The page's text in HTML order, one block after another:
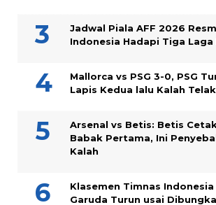
Jadwal Piala AFF 2026
Indonesia Hadapi Tiga Laga
Mallorca vs PSG 3-0, PSG
Lapis Kedua lalu Kalah Telak
Arsenal vs Betis: Betis
Babak Pertama, Ini
Kalah
Klasemen Timnas Indonesia
Garuda Turun usai